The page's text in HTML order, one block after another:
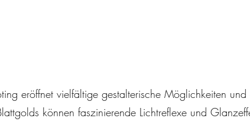
eröffnet vielfältige gestalterische Möglichkeiten
können faszinierende Lichtreflexe und